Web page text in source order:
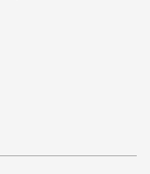
буквально в